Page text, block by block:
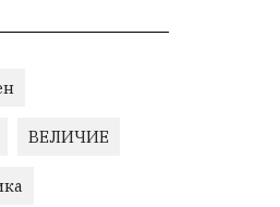
ВЕЛИЧИЕ